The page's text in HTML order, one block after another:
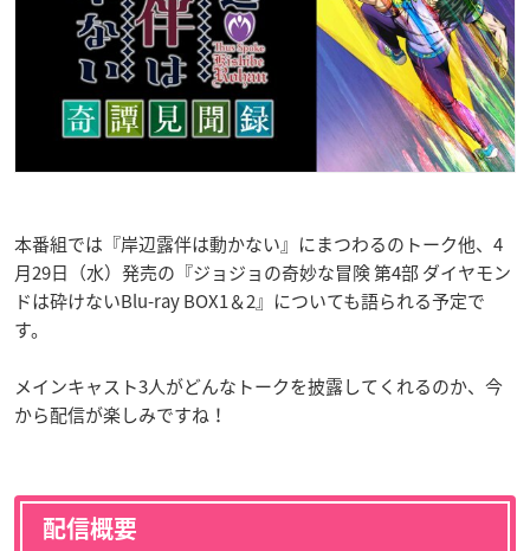
本番組では『岸辺露伴は動かない』にまつわるのトーク他、4
月29日（水）発売の『ジョジョの奇妙な冒険 第4部 ダイヤモン
ドは砕けないBlu-ray BOX1＆2』についても語られる予定で
す。
メインキャスト3人がどんなトークを披露してくれるのか、今
から配信が楽しみですね！
配信概要